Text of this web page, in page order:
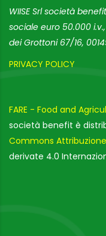
WIISE Srl società
sociale euro 50.000
dei Grottoni 67/16,
PRIVACY POLICY
FARE - Food and
società benefit è
Commons Attribuzione
derivate 4.0